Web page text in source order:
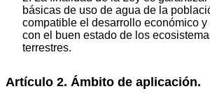
básicas de uso de agua de la
compatible el desarrollo económico
con el buen estado de los
terrestres.
Artículo 2. Ámbito de aplicación.